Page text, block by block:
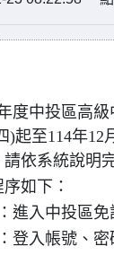
度中投區高
)起至114年12
依系統說明
如下：
進入中投區免
登入帳號、密